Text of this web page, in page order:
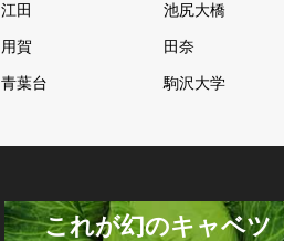
江田 池尻大橋
用賀 田奈
青葉台 駒沢大学
これが幻のキャベツ